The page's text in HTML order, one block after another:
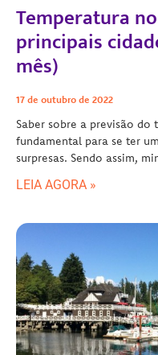
Temperatura
principais
mês)
17 de outubro de 2022
Saber sobre a previsão
fundamental para se ter
surpresas. Sendo assim,
LEIA AGORA »